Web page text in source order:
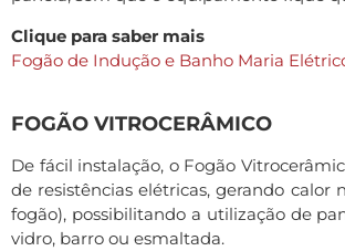
Clique para saber mais
Fogão de Indução e Banho Maria
FOGÃO VITROCERÂMICO
De fácil instalação, o Fogão
de resistências elétricas, gerando calor
fogão), possibilitando a utilização de
vidro, barro ou esmaltada.